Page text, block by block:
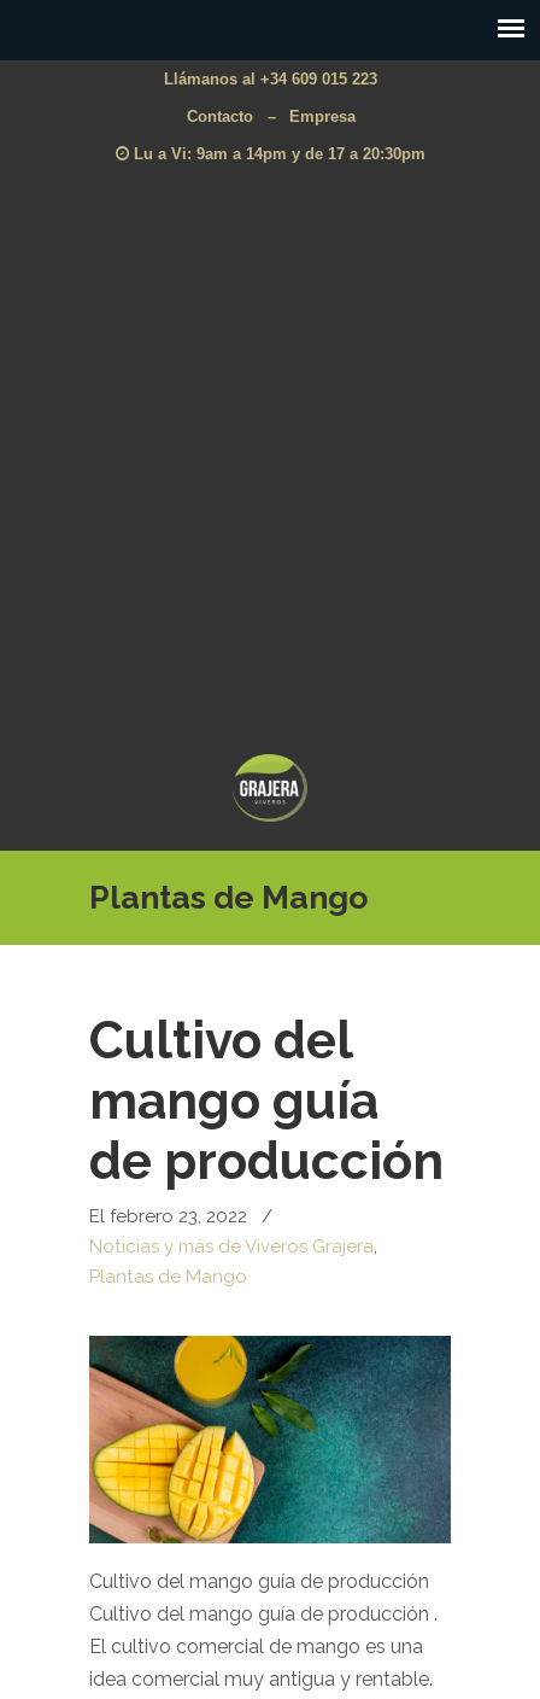
Llámanos al +34 609 015 223
Contacto – Empresa
Lu a Vi: 9am a 14pm y de 17 a 20:30pm
Plantas de Mango
Cultivo del
mango guía
de producción
El febrero 23, 2022
/
Noticias y más de Viveros Grajera,
Plantas de Mango
Cultivo del mango guía de producción
Cultivo del mango guía de producción .
El cultivo comercial de mango es una
idea comercial muy antigua y rentable.